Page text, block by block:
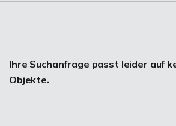
Ihre Suchanfrage passt leider auf
Objekte.